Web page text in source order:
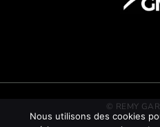
© REMY
Nous utilisons des cookies